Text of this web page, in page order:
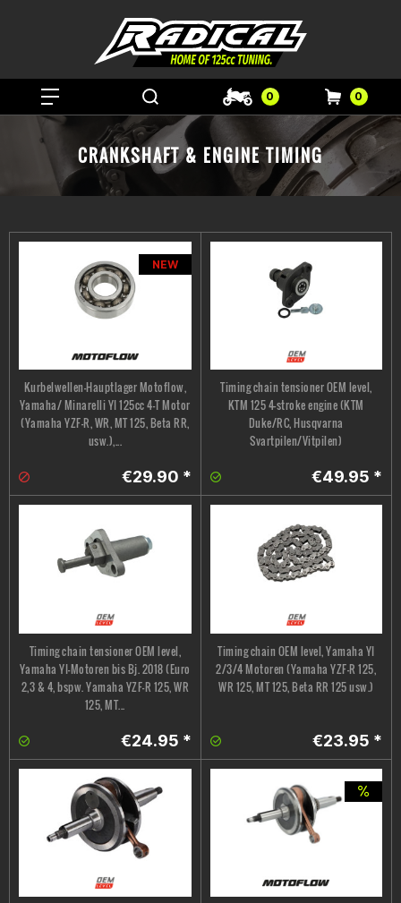
0 0
CRANKSHAFT & ENGINE TIMING
NEW
Kurbelwellen-Hauptlager Motoflow,
Yamaha/ Minarelli YI 125cc 4-T Motor
(Yamaha YZF-R, WR, MT 125, Beta RR,
usw.),...
€29.90 *
Timing chain tensioner OEM level,
KTM 125 4-stroke engine (KTM
Duke/RC, Husqvarna
Svartpilen/Vitpilen)
€49.95 *
Timing chain tensioner OEM level,
Yamaha YI-Motoren bis Bj. 2018 (Euro
2,3 & 4, bspw. Yamaha YZF-R 125, WR
125, MT...
€24.95 *
Timing chain OEM level, Yamaha YI
2/3/4 Motoren (Yamaha YZF-R 125,
WR 125, MT 125, Beta RR 125 usw.)
€23.95 *